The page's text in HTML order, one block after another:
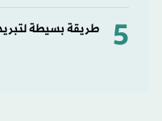
5 طريقة بسيطة لتبريد